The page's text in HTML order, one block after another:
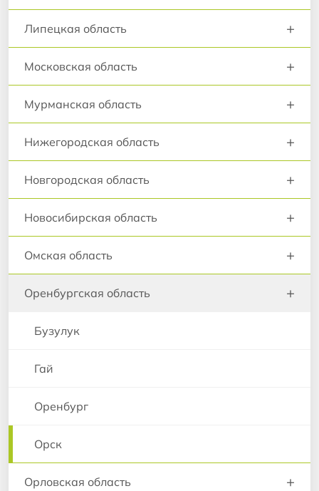
Липецкая область +
Московская область +
Мурманская область +
Нижегородская область +
Новгородская область +
Новосибирская область +
Омская область +
Оренбургская область +
Бузулук
Гай
Оренбург
Орск
Орловская область +